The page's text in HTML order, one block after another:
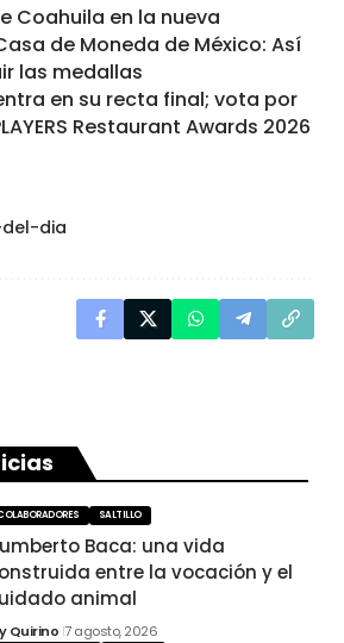
Coahuila en la nueva
de Moneda de México: Así
las medallas
en su recta final; vota por
Restaurant Awards 2026
dia
SALTILLO
Baca: una vida
entre la vocación y el
animal
Quirino 7 agosto, 2026